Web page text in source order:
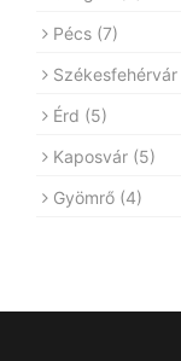
Pécs (7)
Székesfehérvár
Érd (5)
Kaposvár (5)
Gyömrő (4)